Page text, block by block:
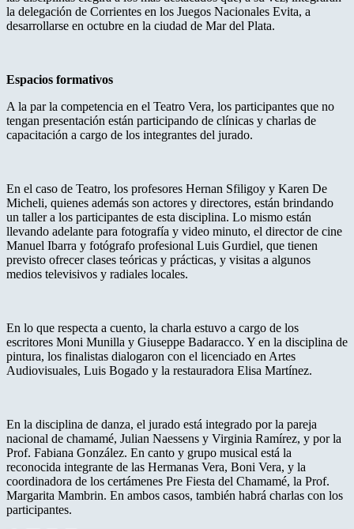
la delegación de Corrientes en los Juegos Nacionales Evita, a
desarrollarse en octubre en la ciudad de Mar del Plata.
Espacios formativos
A la par la competencia en el Teatro Vera, los participantes que no
tengan presentación están participando de clínicas y charlas de
capacitación a cargo de los integrantes del jurado.
En el caso de Teatro, los profesores Hernan Sfiligoy y Karen De
Micheli, quienes además son actores y directores, están brindando
un taller a los participantes de esta disciplina. Lo mismo están
llevando adelante para fotografía y video minuto, el director de cine
Manuel Ibarra y fotógrafo profesional Luis Gurdiel, que tienen
previsto ofrecer clases teóricas y prácticas, y visitas a algunos
medios televisivos y radiales locales.
En lo que respecta a cuento, la charla estuvo a cargo de los
escritores Moni Munilla y Giuseppe Badaracco. Y en la disciplina de
pintura, los finalistas dialogaron con el licenciado en Artes
Audiovisuales, Luis Bogado y la restauradora Elisa Martínez.
En la disciplina de danza, el jurado está integrado por la pareja
nacional de chamamé, Julian Naessens y Virginia Ramírez, y por la
Prof. Fabiana González. En canto y grupo musical está la
reconocida integrante de las Hermanas Vera, Boni Vera, y la
coordinadora de los certámenes Pre Fiesta del Chamamé, la Prof.
Margarita Mambrin. En ambos casos, también habrá charlas con los
participantes.